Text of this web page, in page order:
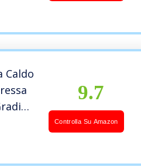
Caldo
9.7
Controlla Su Amazon